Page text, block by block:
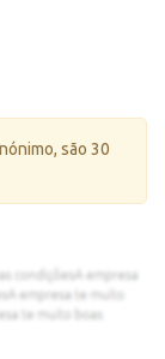
são 30